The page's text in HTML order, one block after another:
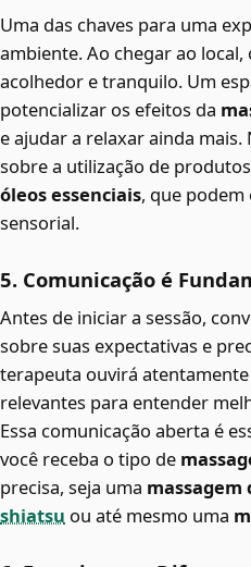
Uma das chaves para uma
ambiente. Ao chegar ao local,
acolhedor e tranquilo. Um
potencializar os efeitos da
e ajudar a relaxar ainda
sobre a utilização de
óleos essenciais, que
sensorial.
5. Comunicação é
Antes de iniciar a sessão,
sobre suas expectativas e
terapeuta ouvirá
relevantes para entender
Essa comunicação aberta é
você receba o tipo de
precisa, seja uma massagem
shiatsu ou até mesmo uma